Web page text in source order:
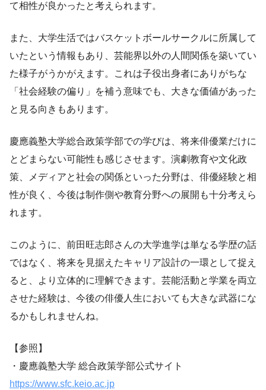
て相性が良かったと考えられます。
また、大学生活ではバスケットボールサークルに所属して
いたという情報もあり、芸能界以外の人間関係を築いてい
た様子がうかがえます。これは子役出身者にありがちな
「社会経験の偏り」を補う意味でも、大きな価値があった
と見る向きもあります。
慶應義塾大学総合政策学部での学びは、将来俳優業だけに
とどまらない可能性も感じさせます。演劇教育や文化政
策、メディアと社会の関係といった分野は、俳優経験と相
性が良く、今後は制作側や教育分野への展開も十分考えら
れます。
このように、前田旺志郎さんの大学進学は単なる学歴の話
ではなく、将来を見据えたキャリア設計の一環として捉え
ると、より立体的に理解できます。芸能活動と学業を両立
させた経験は、今後の俳優人生においても大きな武器にな
るかもしれませんね。
【参照】
・慶應義塾大学 総合政策学部公式サイト
https://www.sfc.keio.ac.jp